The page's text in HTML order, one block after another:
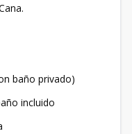
baño privado)
incluido